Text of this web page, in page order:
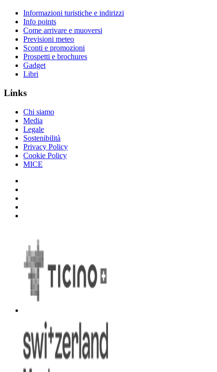
Informazioni turistiche e indirizzi
Info points
Come arrivare e muoversi
Previsioni meteo
Sconti e promozioni
Prospetti e brochures
Gadget
Libri
Links
Chi siamo
Media
Legale
Sostenibilità
Privacy Policy
Cookie Policy
MICE